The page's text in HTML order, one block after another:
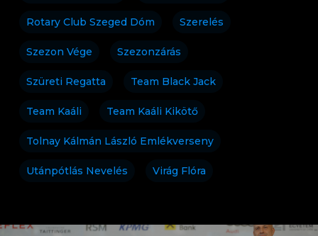
Rotary Club Szeged Dóm Szerelés
Szezon Vége Szezonzárás
Szüreti Regatta Team Black Jack
Team Kaáli Team Kaáli Kikötő
Tolnay Kálmán László Emlékverseny
Utánpótlás Nevelés Virág Flóra